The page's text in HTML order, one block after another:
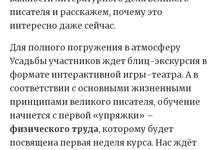
писателя и расскажем, почему это
интересно даже сейчас.
Для полного погружения в атмосферу
Усадьбы участников ждет блиц-экскурсия в
формате интерактивной игры-театра. А в
соответствии с основными жизненными
принципами великого писателя, обучение
начнется с первой «упряжки» –
физического труда, которому будет
посвящена первая неделя курса. Нас ждёт